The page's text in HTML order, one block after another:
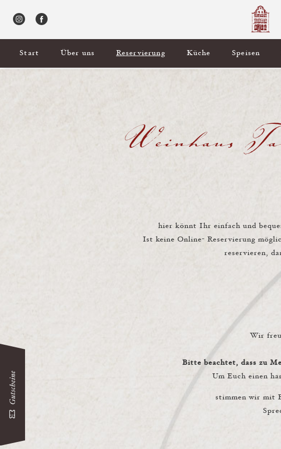
Start Über uns Reservierung Küche Speisen
Weinhaus
hier könnt Ihr einfach und
Ist keine Online- Reservierung
reservieren,
Wir
Bitte beachtet, dass zu
Um Euch einen
stimmen wir mit